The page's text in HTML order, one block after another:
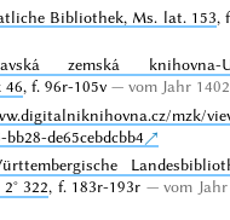
Bibliothek, Ms. lat. 153,
zemská knihovna-
46, f. 96r-105v
vom Jahr 1402
mzk/
bb28-de65cebdcbb4
322, f. 183r-193r
vom